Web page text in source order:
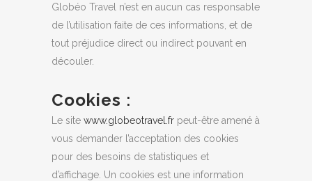
Globéo Travel n’est en aucun cas responsable
de l’utilisation faite de ces informations, et de
tout préjudice direct ou indirect pouvant en
découler.
Cookies :
Le site www.globeotravel.fr peut-être amené à
vous demander l’acceptation des cookies
pour des besoins de statistiques et
d’affichage. Un cookies est une information